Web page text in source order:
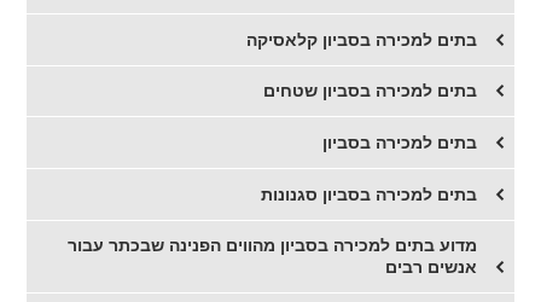
​בתים למכירה בסביון קלאסיקה
​בתים למכירה בסביון שטחים
​בתים למכירה בסביון
בתים למכירה בסביון סגנונות
​מדוע בתים למכירה בסביון מהווים הפנינה שבכתר עבור
אנשים רבים